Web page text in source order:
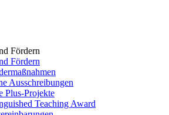
Fördern
Fördern
Ausschreibungen
Plus-Projekte
Teaching Award